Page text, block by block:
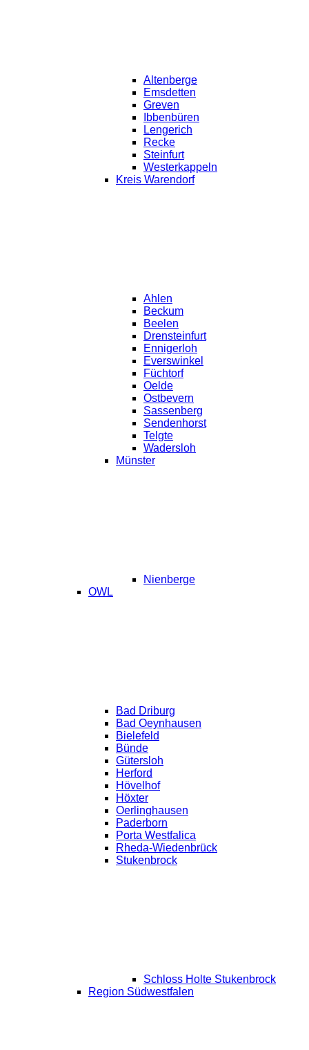
Altenberge
Emsdetten
Greven
Ibbenbüren
Lengerich
Recke
Steinfurt
Westerkappeln
Kreis Warendorf
Ahlen
Beckum
Beelen
Drensteinfurt
Ennigerloh
Everswinkel
Füchtorf
Oelde
Ostbevern
Sassenberg
Sendenhorst
Telgte
Wadersloh
Münster
Nienberge
OWL
Bad Driburg
Bad Oeynhausen
Bielefeld
Bünde
Gütersloh
Herford
Hövelhof
Höxter
Oerlinghausen
Paderborn
Porta Westfalica
Rheda-Wiedenbrück
Stukenbrock
Schloss Holte Stukenbrock
Region Südwestfalen